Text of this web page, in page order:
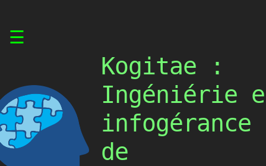
☰
Kogitae :
Ingéniérie
infogérance
de